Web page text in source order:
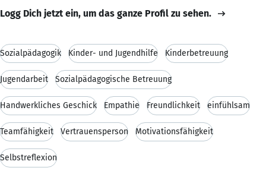
Logg Dich jetzt ein, um das ganze Profil zu sehen.
Sozialpädagogik Kinder- und Jugendhilfe Kinderbetreuung
Jugendarbeit Sozialpädagogische Betreuung
Handwerkliches Geschick Empathie Freundlichkeit einfühlsam
Teamfähigkeit Vertrauensperson Motivationsfähigkeit
Selbstreflexion